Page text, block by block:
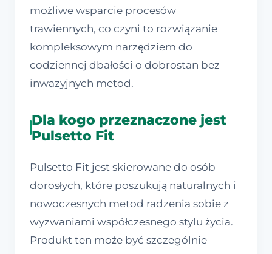
możliwe wsparcie procesów
trawiennych, co czyni to rozwiązanie
kompleksowym narzędziem do
codziennej dbałości o dobrostan bez
inwazyjnych metod.
Dla kogo przeznaczone jest
Pulsetto Fit
Pulsetto Fit jest skierowane do osób
dorosłych, które poszukują naturalnych i
nowoczesnych metod radzenia sobie z
wyzwaniami współczesnego stylu życia.
Produkt ten może być szczególnie